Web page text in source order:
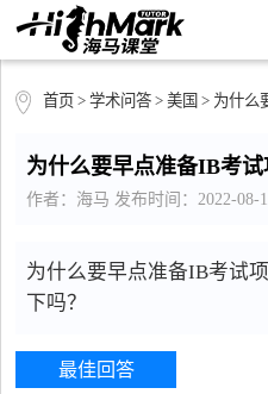
首页 > 学术问答> 美国 > 为什么
为什么要早点准备IB考试
作者：海马 发布时间：2022-08-
为什么要早点准备IB考试
下吗？
最佳回答